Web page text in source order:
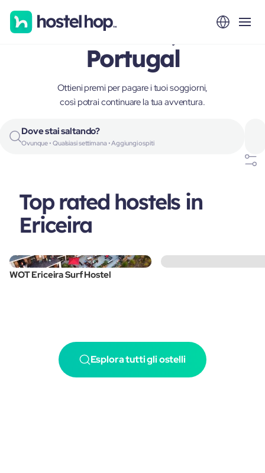
Ericeira,
Portugal
Ottieni premi per pagare i tuoi soggiorni,
così potrai continuare la tua avventura.
Dove stai saltando?
Ovunque • Qualsiasi settimana • Aggiungi ospiti
Top rated hostels in
Ericeira
WOT Ericeira Surf Hostel
Esplora tutti gli ostelli